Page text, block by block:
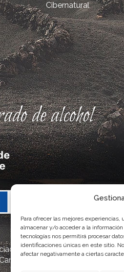
Para ofrecer las mejores
almacenar y/o acceder a la
tecnologías nos permitirá procesar
identificaciones únicas en este sitio.
afectar negativamente a ciertas
Cibernatural
de alcohol
parcialmente, por el
de Calidad Agroalimentaria